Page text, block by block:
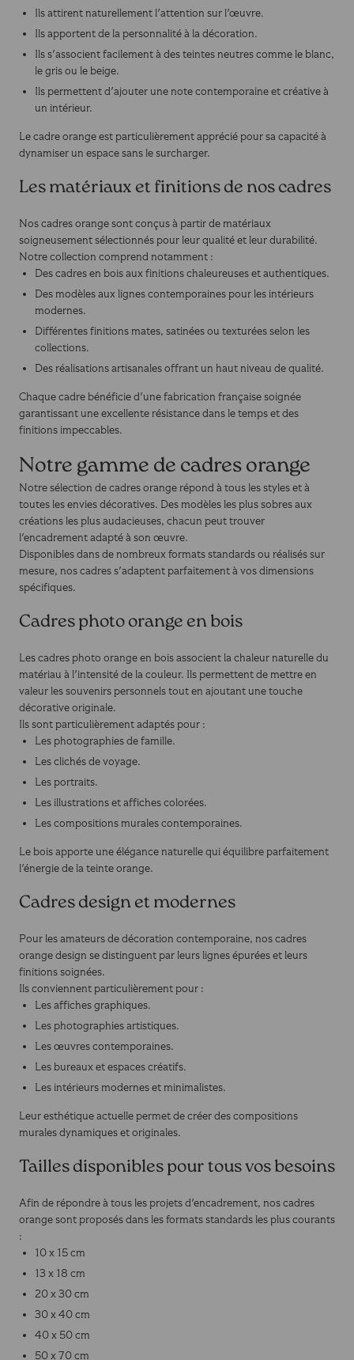
Ils attirent naturellement l'attention sur l'œuvre.
Ils apportent de la personnalité à la décoration.
Ils s'associent facilement à des teintes neutres comme le blanc,
le gris ou le beige.
Ils permettent d'ajouter une note contemporaine et créative à
un intérieur.
Le cadre orange est particulièrement apprécié pour sa capacité à
dynamiser un espace sans le surcharger.
Les matériaux et finitions de nos cadres
Nos cadres orange sont conçus à partir de matériaux
soigneusement sélectionnés pour leur qualité et leur durabilité.
Notre collection comprend notamment :
Des cadres en bois aux finitions chaleureuses et authentiques.
Des modèles aux lignes contemporaines pour les intérieurs
modernes.
Différentes finitions mates, satinées ou texturées selon les
collections.
Des réalisations artisanales offrant un haut niveau de qualité.
Chaque cadre bénéficie d'une fabrication française soignée
garantissant une excellente résistance dans le temps et des
finitions impeccables.
Notre gamme de cadres orange
Notre sélection de cadres orange répond à tous les styles et à
toutes les envies décoratives. Des modèles les plus sobres aux
créations les plus audacieuses, chacun peut trouver
l'encadrement adapté à son œuvre.
Disponibles dans de nombreux formats standards ou réalisés sur
mesure, nos cadres s'adaptent parfaitement à vos dimensions
spécifiques.
Cadres photo orange en bois
Les cadres photo orange en bois associent la chaleur naturelle du
matériau à l'intensité de la couleur. Ils permettent de mettre en
valeur les souvenirs personnels tout en ajoutant une touche
décorative originale.
Ils sont particulièrement adaptés pour :
Les photographies de famille.
Les clichés de voyage.
Les portraits.
Les illustrations et affiches colorées.
Les compositions murales contemporaines.
Le bois apporte une élégance naturelle qui équilibre parfaitement
l'énergie de la teinte orange.
Cadres design et modernes
Pour les amateurs de décoration contemporaine, nos cadres
orange design se distinguent par leurs lignes épurées et leurs
finitions soignées.
Ils conviennent particulièrement pour :
Les affiches graphiques.
Les photographies artistiques.
Les œuvres contemporaines.
Les bureaux et espaces créatifs.
Les intérieurs modernes et minimalistes.
Leur esthétique actuelle permet de créer des compositions
murales dynamiques et originales.
Tailles disponibles pour tous vos besoins
Afin de répondre à tous les projets d'encadrement, nos cadres
orange sont proposés dans les formats standards les plus courants
:
10 x 15 cm
13 x 18 cm
20 x 30 cm
30 x 40 cm
40 x 50 cm
50 x 70 cm